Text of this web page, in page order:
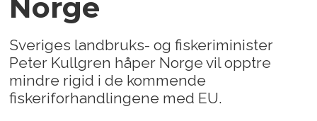
Norge
Sveriges landbruks- og fiskeriminister
Peter Kullgren håper Norge vil opptre
mindre rigid i de kommende
fiskeriforhandlingene med EU.